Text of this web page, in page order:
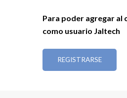
Para poder agregar
como usuario Jaltech
REGISTRARSE